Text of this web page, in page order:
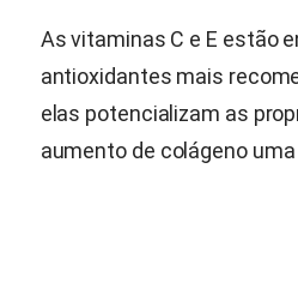
As vitaminas C e E estão
antioxidantes mais
elas potencializam as
aumento de colágeno